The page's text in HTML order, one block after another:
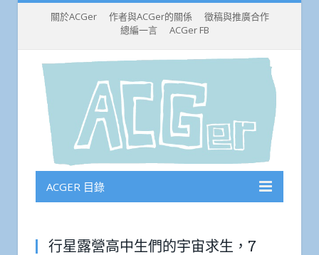
關於ACGer 作者與ACGer的關係
徵稿與推廣合作
總編一言
ACGer FB
ACGER 目錄
行星露營高中生們的宇宙求生，7